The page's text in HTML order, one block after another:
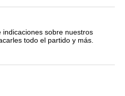
indicaciones sobre nuestros
todo el partido y más.